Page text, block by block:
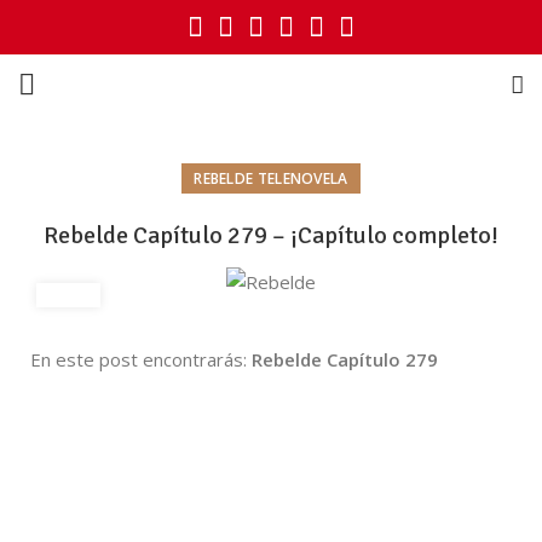
REBELDE TELENOVELA
Rebelde Capítulo 279 – ¡Capítulo completo!
En este post encontrarás: Rebelde Capítulo 279